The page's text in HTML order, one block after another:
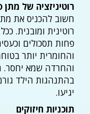
רוטיניזציה של מתן
חשוב להכניס את
רוטינית ומובנית.
פחות תסכולים
והחומרית יותר
והחרדה שמא יחסר.
בהתנהגות הילד
יגיעו.
תוכניות חיזוקים